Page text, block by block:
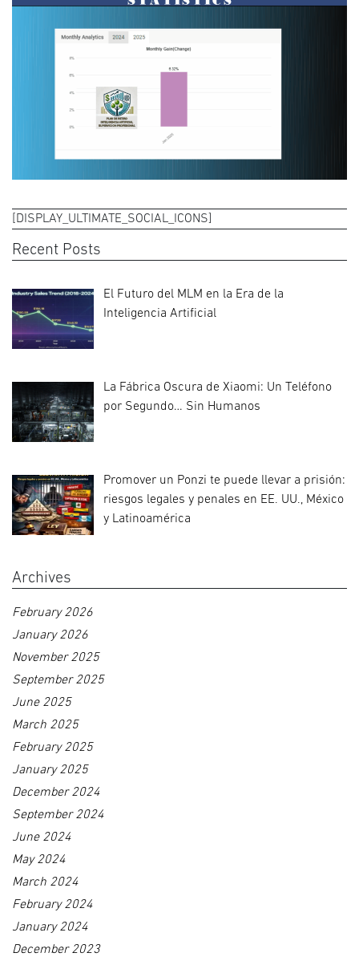
[DISPLAY_ULTIMATE_SOCIAL_ICONS]
Recent Posts
El Futuro del MLM en la Era de la
Inteligencia Artificial
La Fábrica Oscura de Xiaomi: Un Teléfono
por Segundo… Sin Humanos
Promover un Ponzi te puede llevar a prisión:
riesgos legales y penales en EE. UU., México
y Latinoamérica
Archives
February 2026
January 2026
November 2025
September 2025
June 2025
March 2025
February 2025
January 2025
December 2024
September 2024
June 2024
May 2024
March 2024
February 2024
January 2024
December 2023